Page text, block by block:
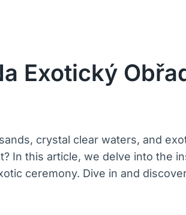
Exotický
crystal clear waters, and
In this article, we delve into the
ceremony. Dive in and